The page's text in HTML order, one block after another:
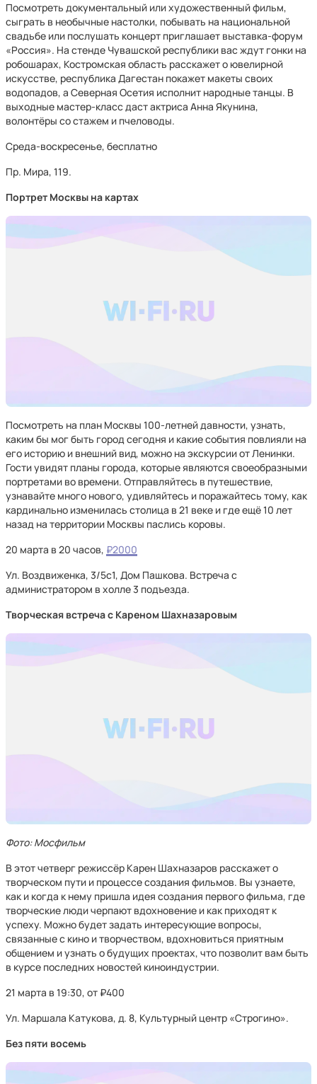
Посмотреть документальный или художественный фильм,
сыграть в необычные настолки, побывать на национальной
свадьбе или послушать концерт приглашает выставка-форум
«Россия». На стенде Чувашской республики вас ждут гонки на
робошарах, Костромская область расскажет о ювелирной
искусстве, республика Дагестан покажет макеты своих
водопадов, а Северная Осетия исполнит народные танцы. В
выходные мастер-класс даст актриса Анна Якунина,
волонтёры со стажем и пчеловоды.
Среда-воскресенье, бесплатно
Пр. Мира, 119.
Портрет Москвы на картах
Посмотреть на план Москвы 100-летней давности, узнать,
каким бы мог быть город сегодня и какие события повлияли на
его историю и внешний вид, можно на экскурсии от Ленинки.
Гости увидят планы города, которые являются своеобразными
портретами во времени. Отправляйтесь в путешествие,
узнавайте много нового, удивляйтесь и поражайтесь тому, как
кардинально изменилась столица в 21 веке и где ещё 10 лет
назад на территории Москвы паслись коровы.
20 марта в 20 часов, ₽2000
Ул. Воздвиженка, 3/5с1, Дом Пашкова. Встреча с
администратором в холле 3 подъезда.
Творческая встреча с Кареном Шахназаровым
Фото: Мосфильм
В этот четверг режиссёр Карен Шахназаров расскажет о
творческом пути и процессе создания фильмов. Вы узнаете,
как и когда к нему пришла идея создания первого фильма, где
творческие люди черпают вдохновение и как приходят к
успеху. Можно будет задать интересующие вопросы,
связанные с кино и творчеством, вдохновиться приятным
общением и узнать о будущих проектах, что позволит вам быть
в курсе последних новостей киноиндустрии.
21 марта в 19:30, от ₽400
Ул. Маршала Катукова, д. 8, Культурный центр «Строгино».
Без пяти восемь